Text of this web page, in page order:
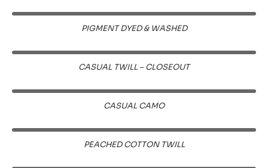
PIGMENT DYED & WASHED
CASUAL TWILL – CLOSEOUT
CASUAL CAMO
PEACHED COTTON TWILL